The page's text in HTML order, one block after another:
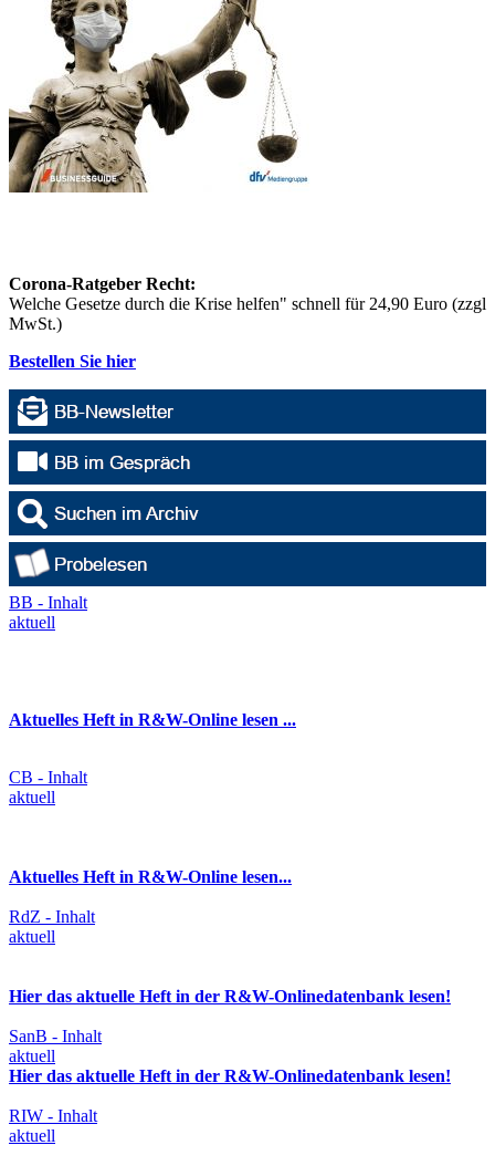
Corona-Ratgeber Recht:
Welche Gesetze durch die Krise helfen" schnell für 24,90 Euro (zzgl
MwSt.)
Bestellen Sie hier
BB - Inhalt
aktuell
Aktuelles Heft in R&W-Online lesen ...
CB - Inhalt
aktuell
Aktuelles Heft in R&W-Online lesen...
RdZ - Inhalt
aktuell
Hier das aktuelle Heft in der R&W-Onlinedatenbank lesen!
SanB - Inhalt
aktuell
Hier das aktuelle Heft in der R&W-Onlinedatenbank lesen!
RIW - Inhalt
aktuell